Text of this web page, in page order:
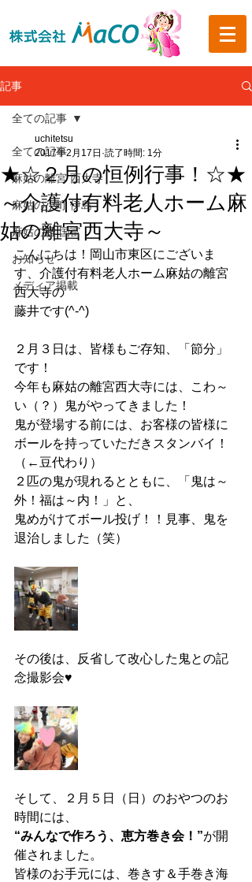
記事
全ての記事
麻姑の離宮 西大寺
麻姑の小町 伊島
麻姑の雅 国富
お知らせ
メディア掲載
全ての記事
★☆２月の恒例行事！☆★
～介護付有料老人ホーム麻
姑の離宮西大寺～
uchitetsu
2017年2月17日 読了時間: 1分
こんにちは！岡山市東区にございま
す、介護付有料老人ホーム麻姑の離宮
西大寺の
藤井です(^-^)
２月３日は、皆様もご存知、「節分」
です！
今年も麻姑の離宮西大寺には、こわ～
い（？）鬼がやってきました！
鬼が登場する前には、お客様の皆様に
ボールを持っていただきスタンバイ！
（←豆代わり）
２匹の鬼が現れるとともに、「鬼は～
外！福は～内！」と、
鬼めがけてボール投げ！！見事、鬼を
退治しました（笑）
その後は、反省して改心した鬼との記
念撮影会♥
そして、２月５日（日）のおやつのお
時間には、
“みんなで作ろう、恵方巻き会！”が開
催されました。
皆様のお手元には、巻きす＆手巻き海